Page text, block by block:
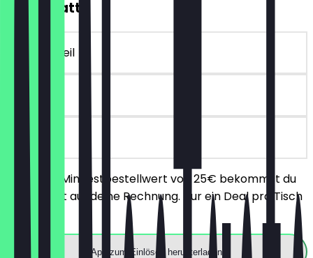
10€ Rabatt
~€ 10 Vorteil
90 Tage
vor Ort
Ab einem Mindestbestellwert von 25€ bekommst du
10€ Rabatt auf deine Rechnung. Nur ein Deal pro Tisch
einlösbar.
App zum Einlösen herunterladen